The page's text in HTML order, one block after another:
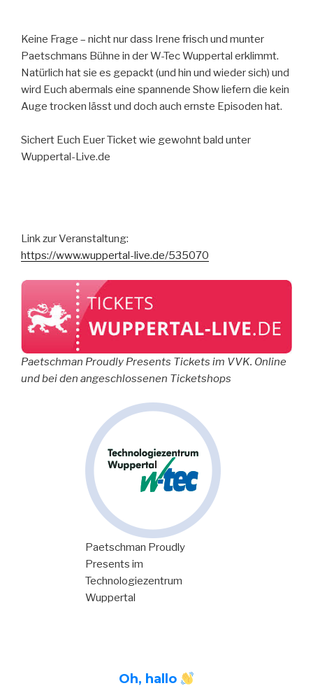
Keine Frage – nicht nur dass Irene frisch und munter
Paetschmans Bühne in der W-Tec Wuppertal erklimmt.
Natürlich hat sie es gepackt (und hin und wieder sich) und
wird Euch abermals eine spannende Show liefern die kein
Auge trocken lässt und doch auch ernste Episoden hat.
Sichert Euch Euer Ticket wie gewohnt bald unter
Wuppertal-Live.de
Link zur Veranstaltung:
https://www.wuppertal-live.de/535070
Paetschman Proudly Presents Tickets im VVK. Online
und bei den angeschlossenen Ticketshops
Paetschman Proudly
Presents im
Technologiezentrum
Wuppertal
Oh, hallo